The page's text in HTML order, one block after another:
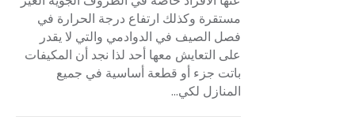
مستقرة وكذلك ارتفاع درجة الحرارة في
فصل الصيف في الدوادمي والتي لا يقدر
على التعايش معها أحد لذا نجد أن المكيفات
باتت جزء أو قطعة أساسية في جميع
المنازل لكي...